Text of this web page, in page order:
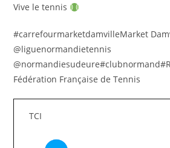
Vive le tennis
#carrefourmarketdamvilleMarket
@liguenormandietennis
Fédération Française de Tennis
TCI